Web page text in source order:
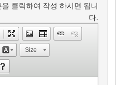
을 클릭하여 작성 하시면 됩니
다.
Size